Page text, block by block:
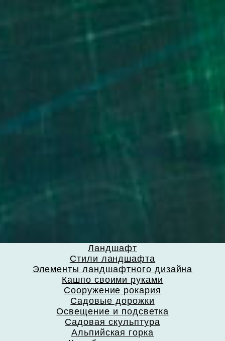
Ландшафт
Стили ландшафта
Элементы ландшафтного дизайна
Кашпо своими руками
Сооружение рокария
Садовые дорожки
Освещение и подсветка
Садовая скульптура
Альпийская горка